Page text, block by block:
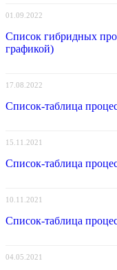
01.09.2022
Список гибридных
графикой)
17.08.2022
Список-таблица
15.11.2021
Список-таблица
10.11.2021
Список-таблица
04.05.2021